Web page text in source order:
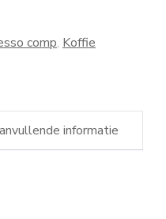
comp, Koffie
informatie